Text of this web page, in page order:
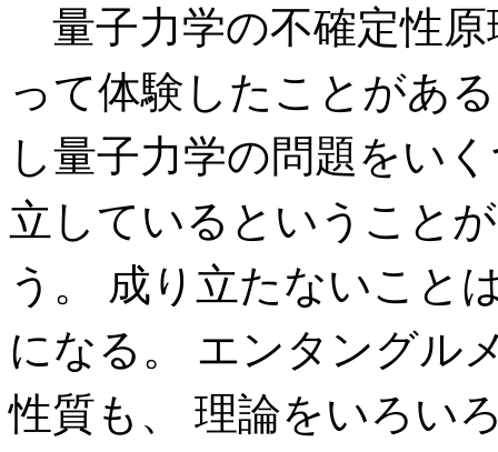
量子力学の不確定性
って体験したことがあ
し量子力学の問題をい
立しているということ
う。 成り立たないこと
になる。 エンタングル
性質も、 理論をいろい